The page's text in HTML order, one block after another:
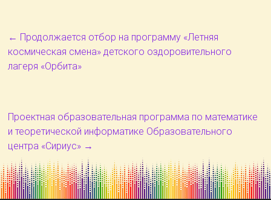
← Продолжается отбор на программу «Летняя
космическая смена» детского оздоровительного
лагеря «Орбита»
Проектная образовательная программа по математике
и теоретической информатике Образовательного
центра «Сириус» →